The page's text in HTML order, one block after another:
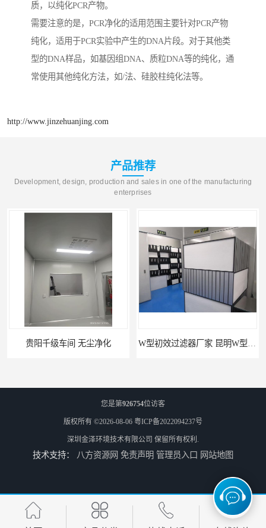
质，以纯化PCR产物。
需要注意的是，PCR净化的适用范围主要针对PCR产物
纯化，适用于PCR实验中产生的DNA片段。对于其他类
型的DNA样品，如基因组DNA、质粒DNA等的纯化，通
常使用其他纯化方法，如/法、硅胶柱纯化法等。
http://www.jinzehuanjing.com
产品推荐
Development, design, production and sales in one of the manufacturing
enterprises
W型初效过滤器厂 广州无隔板中效过滤器厂家 金泽 无隔板中效过滤器厂家 南京W型初效过滤器厂家 金泽
您是第926754位访客
版权所有 ©2026-08-06 粤ICP备2022094237号
深圳金泽环境技术有限公司 保留所有权利.
技术支持： 八方资源网 免责声明 管理员入口 网站地图